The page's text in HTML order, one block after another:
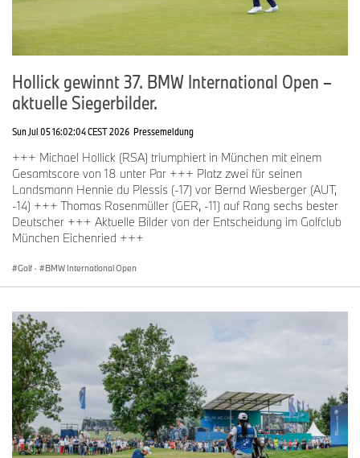
Hollick gewinnt 37. BMW International Open –
aktuelle Siegerbilder.
Sun Jul 05 16:02:04 CEST 2026 Pressemeldung
+++ Michael Hollick (RSA) triumphiert in München mit einem
Gesamtscore von 18 unter Par +++ Platz zwei für seinen
Landsmann Hennie du Plessis (-17) vor Bernd Wiesberger (AUT,
-14) +++ Thomas Rosenmüller (GER, -11) auf Rang sechs bester
Deutscher +++ Aktuelle Bilder von der Entscheidung im Golfclub
München Eichenried +++
Golf · BMW International Open